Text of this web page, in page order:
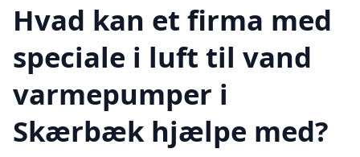
Hvad kan et firma med
speciale i luft til vand
varmepumper i
Skærbæk hjælpe med?